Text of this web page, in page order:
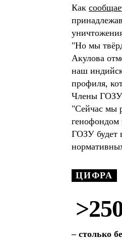
Как
"Но мы
Акулова
наш
профиля,
Члены ГОЗУ
"Сейчас мы
генофондом
ГОЗУ будет
ЦИФРА
– столько